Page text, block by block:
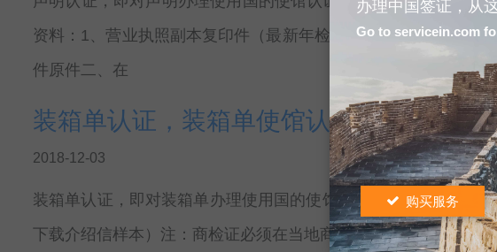
资料：1、营业执照副本复印件（最新年检）2、介绍信3、商事申
件原件二、在
装箱单认证，装箱单使馆认证
2018-12-03
装箱单认证，即对装箱单办理使用国的使馆认证。装箱单认证所
下载介绍信样本）注：商检证必须在当地商检局加盖印章。
办理中国签证，从
购买服务
Go to servicein.com